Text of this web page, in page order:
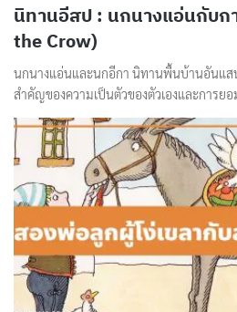
นิทานอีสป : นกนางแอ่นกับก
the Crow)
นกนางแอ่นและนกอีกา นิทานพื้นบ้านอันแส
สำคัญของความเป็นตัวของตัวเองและการย